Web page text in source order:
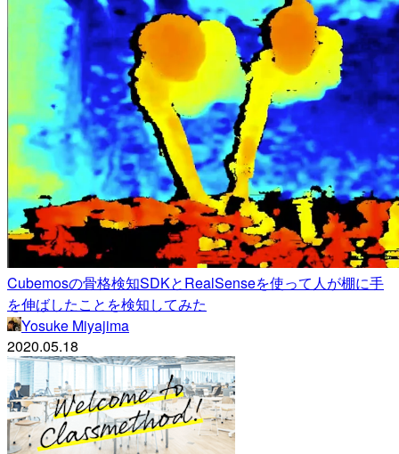
Cubemosの骨格検知SDKとRealSenseを使って人が棚に手
を伸ばしたことを検知してみた
Yosuke Miyajima
2020.05.18